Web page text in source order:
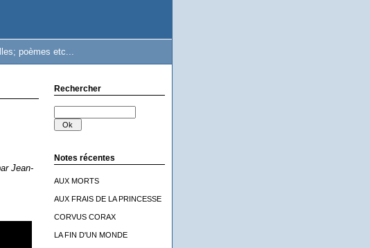
poèmes etc...
Rechercher
Notes récentes
AUX MORTS
AUX FRAIS DE LA PRINCESSE
CORVUS CORAX
LA FIN D'UN MONDE
Jean-